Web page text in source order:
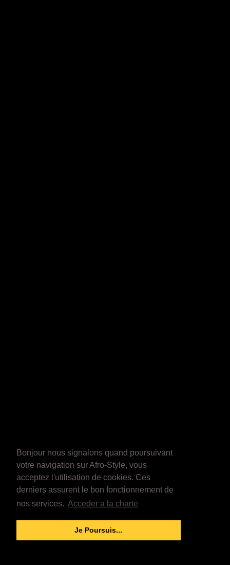
Bonjour nous signalons quand poursuivant
votre navigation sur Afro-Style, vous
acceptez l'utilisation de cookies. Ces
derniers assurent le bon fonctionnement de
nos services. Acceder a la charte
Je Poursuis...